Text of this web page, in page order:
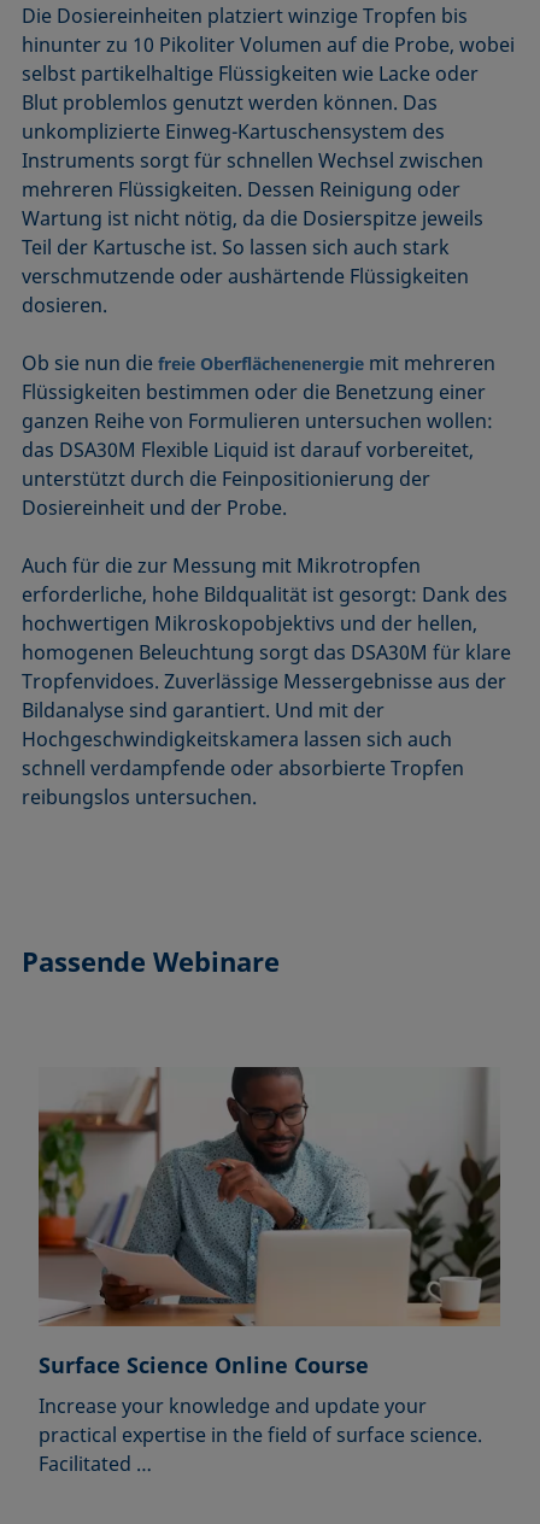
Die Dosiereinheiten platziert winzige Tropfen bis
hinunter zu 10 Pikoliter Volumen auf die Probe, wobei
selbst partikelhaltige Flüssigkeiten wie Lacke oder
Blut problemlos genutzt werden können. Das
unkomplizierte Einweg-Kartuschensystem des
Instruments sorgt für schnellen Wechsel zwischen
mehreren Flüssigkeiten. Dessen Reinigung oder
Wartung ist nicht nötig, da die Dosierspitze jeweils
Teil der Kartusche ist. So lassen sich auch stark
verschmutzende oder aushärtende Flüssigkeiten
dosieren.
Ob sie nun diefreie Oberflächenenergie mit mehreren
Flüssigkeiten bestimmen oder die Benetzung einer
ganzen Reihe von Formulieren untersuchen wollen:
das DSA30M Flexible Liquid ist darauf vorbereitet,
unterstützt durch die Feinpositionierung der
Dosiereinheit und der Probe.
Auch für die zur Messung mit Mikrotropfen
erforderliche, hohe Bildqualität ist gesorgt: Dank des
hochwertigen Mikroskopobjektivs und der hellen,
homogenen Beleuchtung sorgt das DSA30M für klare
Tropfenvidoes. Zuverlässige Messergebnisse aus der
Bildanalyse sind garantiert. Und mit der
Hochgeschwindigkeitskamera lassen sich auch
schnell verdampfende oder absorbierte Tropfen
reibungslos untersuchen.
Passende Webinare
Surface Science Online Course
Increase your knowledge and update your
practical expertise in the field of surface science.
Facilitated …